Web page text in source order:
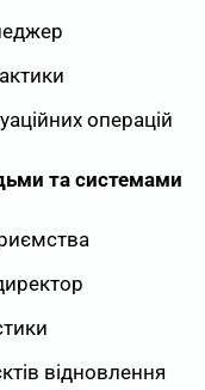
операцій
та системами
відновлення